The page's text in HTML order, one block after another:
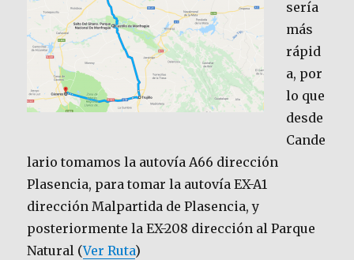
sería
más
rápid
a, por
lo que
desde
Cande
lario tomamos la autovía A66 dirección
Plasencia, para tomar la autovía EX-A1
dirección Malpartida de Plasencia, y
posteriormente la EX-208 dirección al Parque
Natural (Ver Ruta)